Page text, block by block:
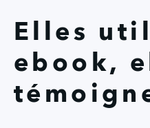
Elles
ebook,